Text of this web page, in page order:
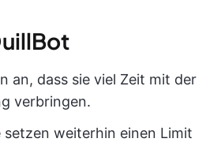
an, dass sie viel Zeit mit der
verbringen.
setzen weiterhin einen Limit